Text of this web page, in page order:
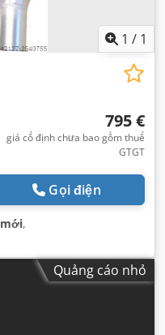
1 / 1
795 €
giá cố định chưa bao gồm thuế
GTGT
Gọi điện
mới,
Quảng cáo nhỏ